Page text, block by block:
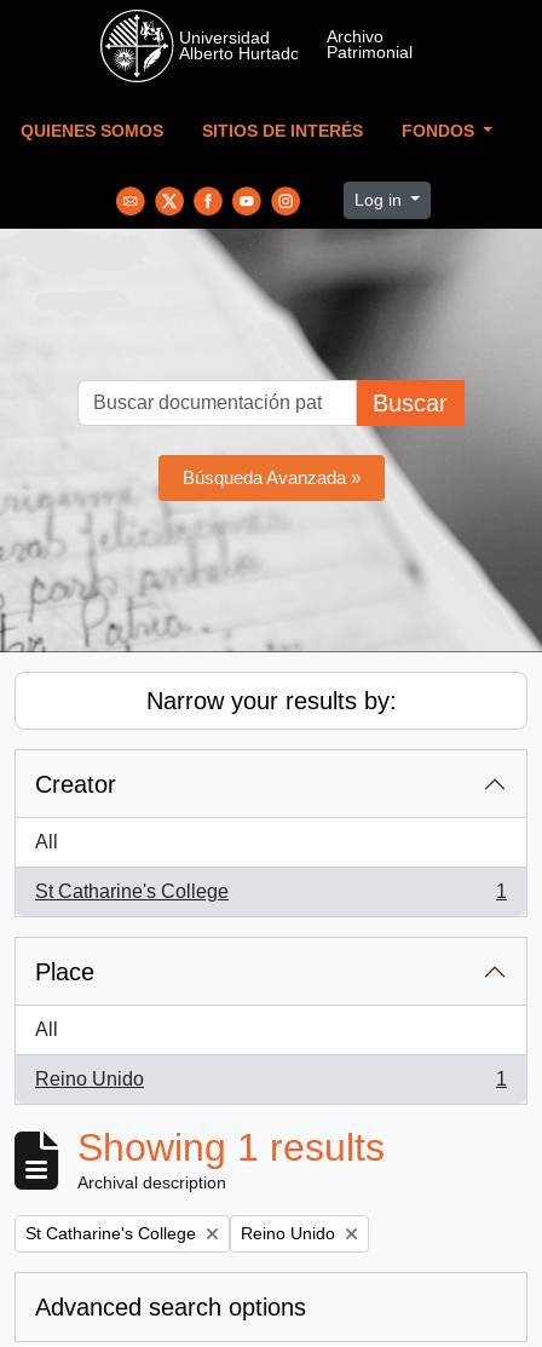
Skip to main content
QUIENES SOMOS SITIOS DE INTERÉS FONDOS
Log in
Buscar
Búsqueda Avanzada »
Narrow your results by:
Creator
All
St Catharine's College
, 1 results
1
Place
All
Reino Unido
, 1 results
1
Showing 1 results
Archival description
Remove filter:
St Catharine's College Remove filter:
Reino Unido
Advanced search options